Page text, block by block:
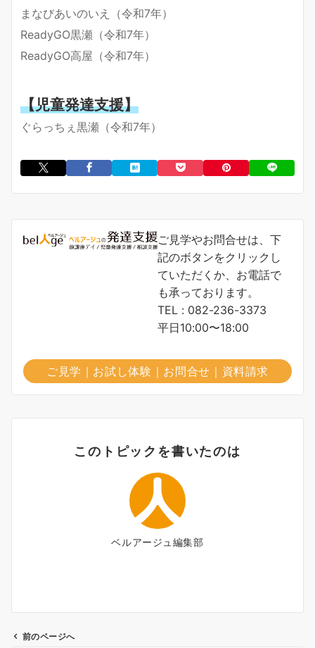
まなびあいのいえ（令和7年）
ReadyGO黒瀬（令和7年）
ReadyGO高屋（令和7年）
【児童発達支援】
ぐらっちぇ黒瀬（令和7年）
ご見学やお問合せは、下
記のボタンをクリックし
ていただくか、お電話で
も承っております。
TEL : 082-236-3373
平日10:00〜18:00
ご見学｜お試し体験｜お問合せ｜資料請求
このトピックを書いたのは
ベルアージュ編集部
前のページへ